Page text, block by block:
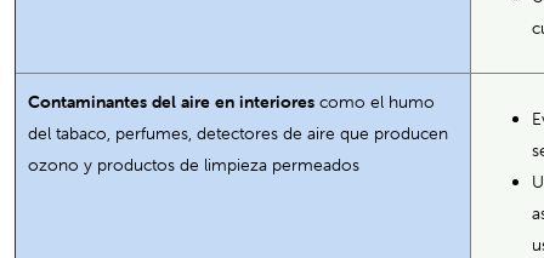
Contaminantes del aire en interiores como el humo
del tabaco, perfumes, detectores de aire que producen
ozono y productos de limpieza permeados